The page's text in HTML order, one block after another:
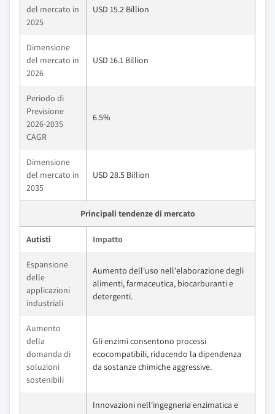
del mercato in
2025
USD 15.2 Billion
Dimensione
del mercato in
2026
USD 16.1 Billion
Periodo di
Previsione
2026-2035
CAGR
6.5%
Dimensione
del mercato in
2035
USD 28.5 Billion
Principali tendenze di mercato
Autisti Impatto
Espansione
delle
applicazioni
industriali
Aumento dell'uso nell'elaborazione degli
alimenti, farmaceutica, biocarburanti e
detergenti.
Aumento
della
domanda di
soluzioni
sostenibili
Gli enzimi consentono processi
ecocompatibili, riducendo la dipendenza
da sostanze chimiche aggressive.
Innovazioni nell'ingegneria enzimatica e